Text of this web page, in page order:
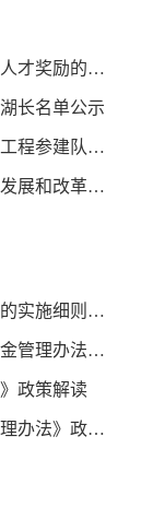
关于印发《火炬高新区关于引进高层次人才奖励的实施细则（试行）》的通知
长名单公示
关于公布中山火炬高新区应急抢险救灾工程参建队伍储备库名单（房屋建筑和市政、水利、地质灾害类别）的通知
中山市发展和改革局关于印发《中山市发展和改革局产业扶持专项资金管理办法》的通知
《火炬高新区关于引进高层次人才奖励的实施细则（试行）》政策解读
《中山市发展和改革局产业扶持专项资金管理办法》解读
政策解读
《中山火炬高新区应急抢险救灾工程管理办法》政策解读